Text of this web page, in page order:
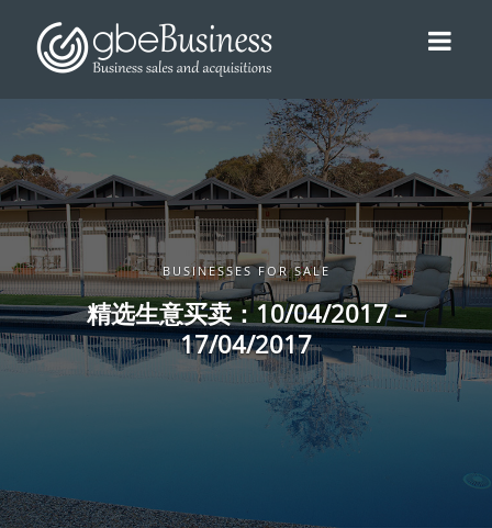
BUSINESSES FOR SALE
精选生意买卖：10/04/2017 –
17/04/2017